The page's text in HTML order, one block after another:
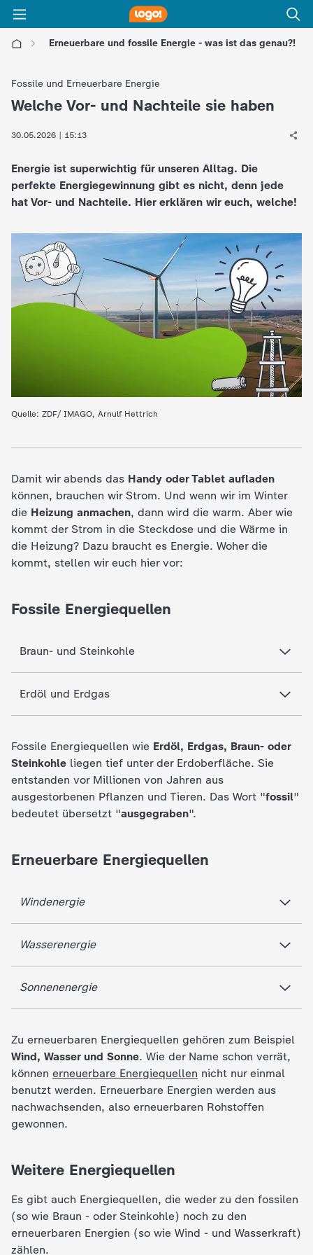
Erneuerbare und fossile Energie - was ist das genau?!
o
g
o
n
d
e
h
c
h
Z
D
Fossile und Erneuerbare Energie
:
Welche Vor- und Nachteile sie haben
30.05.2026 | 15:13
Energie ist superwichtig für unseren Alltag. Die
perfekte Energiegewinnung gibt es nicht, denn jede
hat Vor- und Nachteile. Hier erklären wir euch, welche!
Quelle: ZDF/ IMAGO, Arnulf Hettrich
Damit wir abends das Handy oder Tablet aufladen
können, brauchen wir Strom. Und wenn wir im Winter
die Heizung anmachen, dann wird die warm. Aber wie
kommt der Strom in die Steckdose und die Wärme in
die Heizung? Dazu braucht es Energie. Woher die
kommt, stellen wir euch hier vor:
Fossile Energiequellen
Braun- und Steinkohle
Erdöl und Erdgas
Fossile Energiequellen wie Erdöl, Erdgas, Braun- oder
Steinkohle liegen tief unter der Erdoberfläche. Sie
entstanden vor Millionen von Jahren aus
ausgestorbenen Pflanzen und Tieren. Das Wort "fossil"
bedeutet übersetzt "ausgegraben".
Erneuerbare Energiequellen
Windenergie
Wasserenergie
Sonnenenergie
Zu erneuerbaren Energiequellen gehören zum Beispiel
Wind, Wasser und Sonne. Wie der Name schon verrät,
können erneuerbare Energiequellen nicht nur einmal
benutzt werden. Erneuerbare Energien werden aus
nachwachsenden, also erneuerbaren Rohstoffen
gewonnen.
Weitere Energiequellen
Es gibt auch Energiequellen, die weder zu den fossilen
(so wie Braun - oder Steinkohle) noch zu den
erneuerbaren Energien (so wie Wind - und Wasserkraft)
zählen.